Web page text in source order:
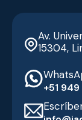
Av.
15304,
‭+51